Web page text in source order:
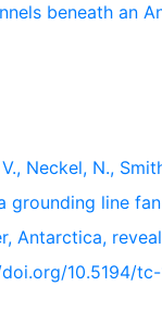
beneath an
Neckel, N.,
grounding line
Antarctica,
10.5194/